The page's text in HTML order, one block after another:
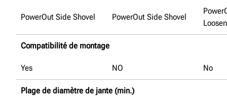
PowerOut Side Shovel PowerOut Side Shovel
Compatibilité de montage
Yes NO No
Plage de diamètre de jante (min.)